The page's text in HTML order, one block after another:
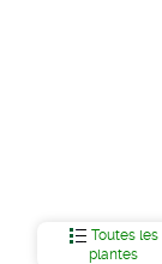
Toutes les
plantes